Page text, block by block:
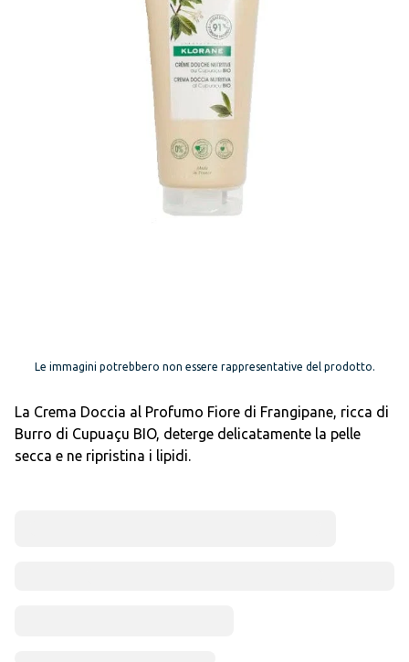
Le immagini potrebbero non essere rappresentative del prodotto.
La Crema Doccia al Profumo Fiore di Frangipane, ricca di
Burro di Cupuaçu BIO, deterge delicatamente la pelle
secca e ne ripristina i lipidi.